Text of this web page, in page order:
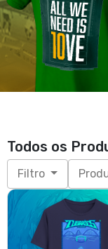
Tubarões do
R$ 85,90
3x de R$ 28,63